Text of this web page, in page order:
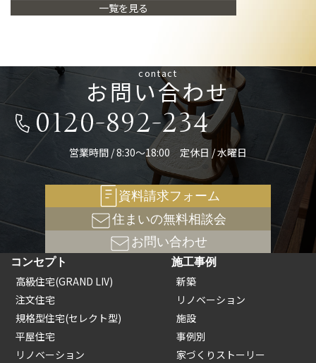
一覧を見る
contact
お問い合わせ
0120-892-234
営業時間 / 8:30～18:00 定休日 / 水曜日
資料請求フォーム
住まいの無料相談会
お問い合わせ
コンセプト
高級住宅(GRAND LIV)
注文住宅
規格型住宅(セレクト型)
平屋住宅
リノベーション
施工事例
新築
リノベーション
施設
事例別
家づくりストーリー